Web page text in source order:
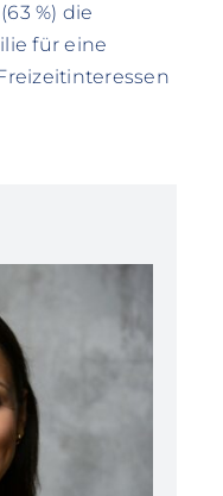
%) die
für eine